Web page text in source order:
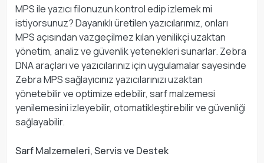
MPS ile yazıcı filonuzun kontrol edip izlemek mi
istiyorsunuz? Dayanıklı üretilen yazıcılarımız, onları
MPS açısından vazgeçilmez kılan yenilikçi uzaktan
yönetim, analiz ve güvenlik yetenekleri sunarlar. Zebra
DNA araçları ve yazıcılarınız için uygulamalar sayesinde
Zebra MPS sağlayıcınız yazıcılarınızı uzaktan
yönetebilir ve optimize edebilir, sarf malzemesi
yenilemesini izleyebilir, otomatikleştirebilir ve güvenliği
sağlayabilir.
Sarf Malzemeleri, Servis ve Destek